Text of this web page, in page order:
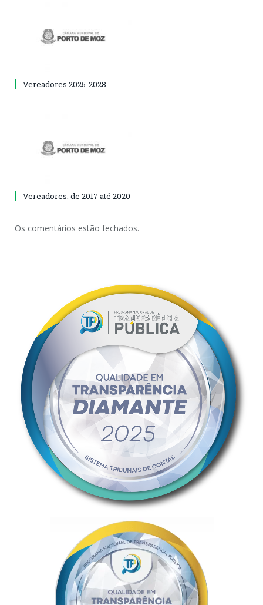
Vereadores 2025-2028
Vereadores: de 2017 até 2020
Os comentários estão fechados.